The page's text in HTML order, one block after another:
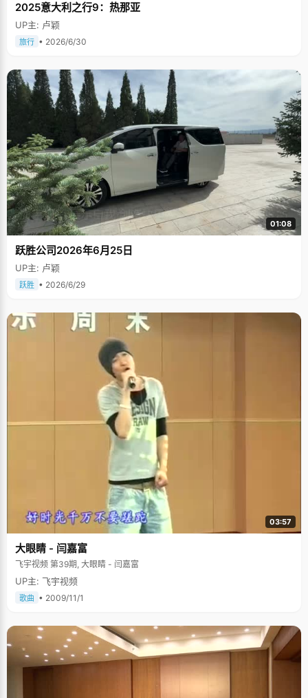
2025意大利之行9：热那亚
UP主: 卢颖
旅行 • 2026/6/30
01:08
跃胜公司2026年6月25日
UP主: 卢颖
跃胜 • 2026/6/29
03:57
大眼睛 - 闫嘉富
飞宇视频 第39期, 大眼睛 - 闫嘉富
UP主: 飞宇视频
歌曲 • 2009/11/1